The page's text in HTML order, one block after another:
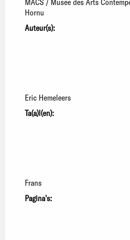
Hornu
Auteur(s):
Eric Hemeleers
Ta(a)l(en):
Frans
Pagina's: